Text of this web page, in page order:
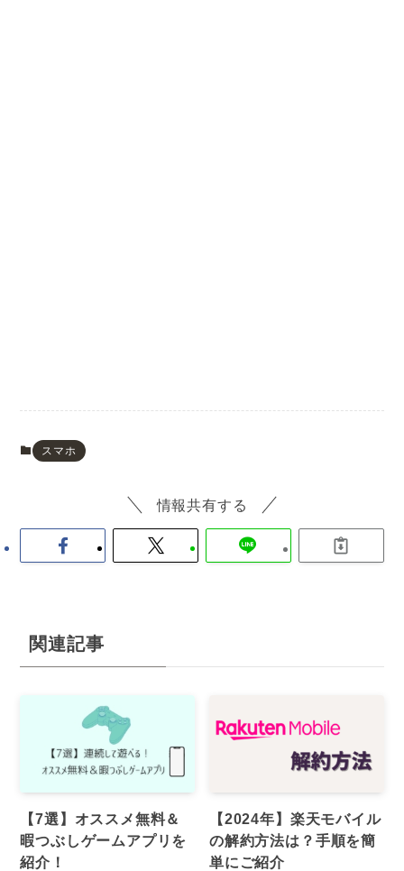
スマホ
情報共有する
関連記事
【7選】オススメ無料＆
暇つぶしゲームアプリを
紹介！
【2024年】楽天モバイル
の解約方法は？手順を簡
単にご紹介